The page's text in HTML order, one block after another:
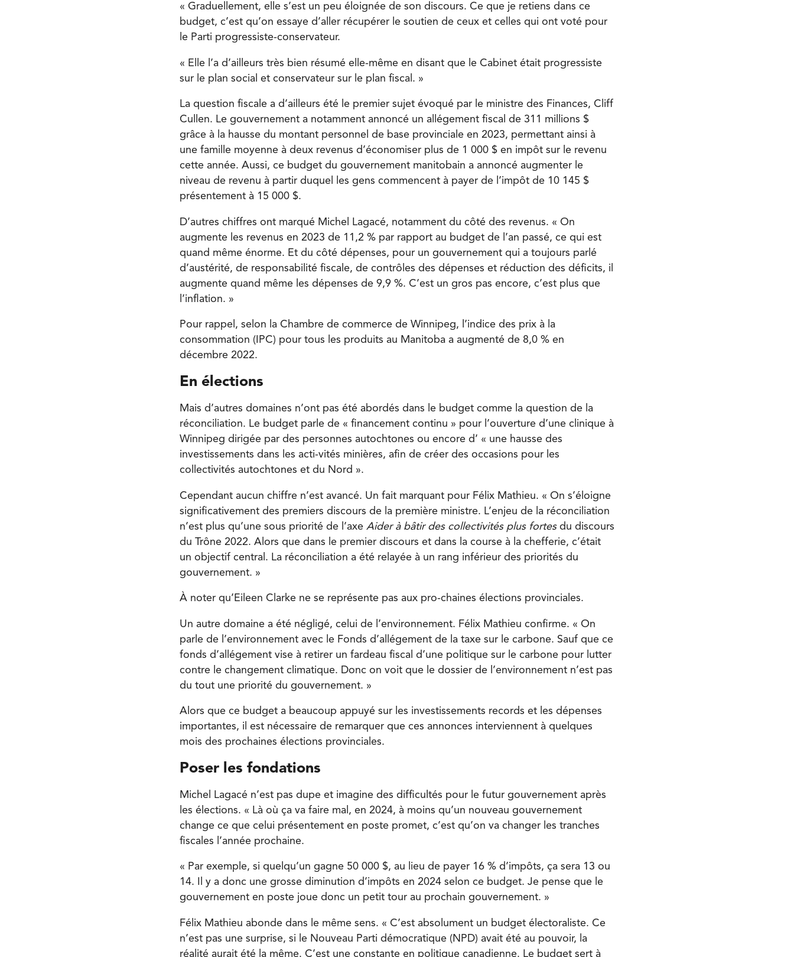
« Graduellement, elle s’est un peu éloignée de son discours. Ce que je retiens dans ce
budget, c’est qu’on essaye d’aller récupérer le soutien de ceux et celles qui ont voté pour
le Parti progressiste-conservateur.
« Elle l’a d’ailleurs très bien résumé elle-même en disant que le Cabinet était progressiste
sur le plan social et conservateur sur le plan fiscal. »
La question fiscale a d’ailleurs été le premier sujet évoqué par le ministre des Finances, Cliff
Cullen. Le gouvernement a notamment annoncé un allégement fiscal de 311 millions $
grâce à la hausse du montant personnel de base provinciale en 2023, permettant ainsi à
une famille moyenne à deux revenus d’économiser plus de 1 000 $ en impôt sur le revenu
cette année. Aussi, ce budget du gouvernement manitobain a annoncé augmenter le
niveau de revenu à partir duquel les gens commencent à payer de l’impôt de 10 145 $
présentement à 15 000 $.
D’autres chiffres ont marqué Michel Lagacé, notamment du côté des revenus. « On
augmente les revenus en 2023 de 11,2 % par rapport au budget de l’an passé, ce qui est
quand même énorme. Et du côté dépenses, pour un gouvernement qui a toujours parlé
d’austérité, de responsabilité fiscale, de contrôles des dépenses et réduction des déficits, il
augmente quand même les dépenses de 9,9 %. C’est un gros pas encore, c’est plus que
l’inflation. »
Pour rappel, selon la Chambre de commerce de Winnipeg, l’indice des prix à la
consommation (IPC) pour tous les produits au Manitoba a augmenté de 8,0 % en
décembre 2022.
En élections
Mais d’autres domaines n’ont pas été abordés dans le budget comme la question de la
réconciliation. Le budget parle de « financement continu » pour l’ouverture d’une clinique à
Winnipeg dirigée par des personnes autochtones ou encore d’ « une hausse des
investissements dans les acti-vités minières, afin de créer des occasions pour les
collectivités autochtones et du Nord ».
Cependant aucun chiffre n’est avancé. Un fait marquant pour Félix Mathieu. « On s’éloigne
significativement des premiers discours de la première ministre. L’enjeu de la réconciliation
n’est plus qu’une sous priorité de l’axe Aider à bâtir des collectivités plus fortes du discours
du Trône 2022. Alors que dans le premier discours et dans la course à la chefferie, c’était
un objectif central. La réconciliation a été relayée à un rang inférieur des priorités du
gouvernement. »
À noter qu’Eileen Clarke ne se représente pas aux pro-chaines élections provinciales.
Un autre domaine a été négligé, celui de l’environnement. Félix Mathieu confirme. « On
parle de l’environnement avec le Fonds d’allégement de la taxe sur le carbone. Sauf que ce
fonds d’allégement vise à retirer un fardeau fiscal d’une politique sur le carbone pour lutter
contre le changement climatique. Donc on voit que le dossier de l’environnement n’est pas
du tout une priorité du gouvernement. »
Alors que ce budget a beaucoup appuyé sur les investissements records et les dépenses
importantes, il est nécessaire de remarquer que ces annonces interviennent à quelques
mois des prochaines élections provinciales.
Poser les fondations
Michel Lagacé n’est pas dupe et imagine des difficultés pour le futur gouvernement après
les élections. « Là où ça va faire mal, en 2024, à moins qu’un nouveau gouvernement
change ce que celui présentement en poste promet, c’est qu’on va changer les tranches
fiscales l’année prochaine.
« Par exemple, si quelqu’un gagne 50 000 $, au lieu de payer 16 % d’impôts, ça sera 13 ou
14. Il y a donc une grosse diminution d’impôts en 2024 selon ce budget. Je pense que le
gouvernement en poste joue donc un petit tour au prochain gouvernement. »
Félix Mathieu abonde dans le même sens. « C’est absolument un budget électoraliste. Ce
n’est pas une surprise, si le Nouveau Parti démocratique (NPD) avait été au pouvoir, la
réalité aurait été la même. C’est une constante en politique canadienne. Le budget sert à